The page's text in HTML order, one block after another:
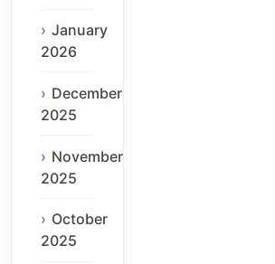
January
2026
December
2025
November
2025
October
2025